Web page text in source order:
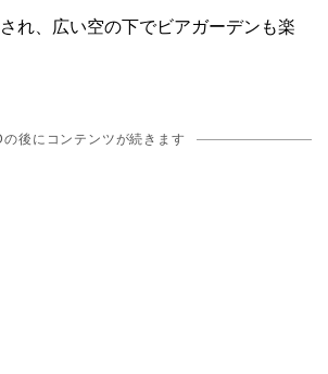
れ、広い空の下でビアガーデンも楽
の後にコンテンツが続きます